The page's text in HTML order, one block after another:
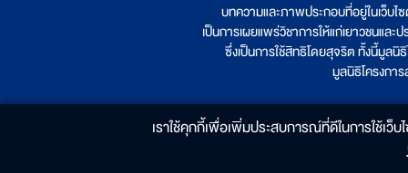
บทความและภาพประกอบที่อยู่ในเว็บ
เป็นการเผยแพร่วิชาการให้แก่เยาวชนแล
ซึ่งเป็นการใช้สิทธิโดยสุจริต ทั้งนี้มูลนิ
มูลนิธิโครงกา
เราใช้คุกกี้เพื่อเพิ่มประสบการณ์ที่ดีในการใช้เว็บ